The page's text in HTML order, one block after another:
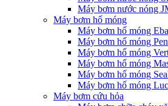
Máy bơm nước nóng
Máy bơm hố móng
Máy bơm hố móng
Máy bơm hố móng
Máy bơm hố móng
Máy bơm hố móng
Máy bơm hố móng
Máy bơm hố móng
Máy bơm cứu hỏa